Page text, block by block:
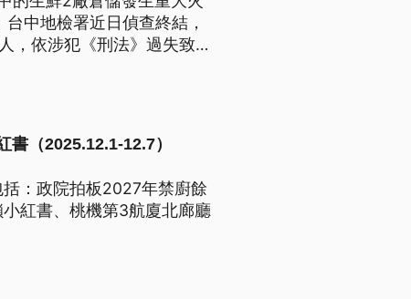
中地檢署近日偵查終結，
，依涉犯《刑法》過失致
（2025.12.1-12.7）
括：政院拍板2027年禁廚餘
紅書、桃機第3航廈北廊廳